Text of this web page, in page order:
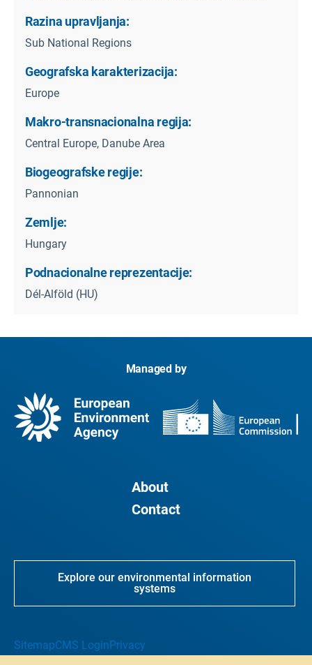
Razina upravljanja:
Sub National Regions
Geografska karakterizacija:
Europe
Makro-transnacionalna regija:
Central Europe, Danube Area
Biogeografske regije:
Pannonian
Zemlje:
Hungary
Podnacionalne reprezentacije:
Dél-Alföld (HU)
Managed by
About
Contact
Explore our environmental information
systems
SitemapCMS LoginPrivacy